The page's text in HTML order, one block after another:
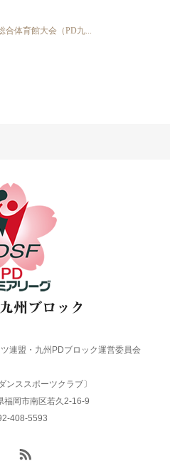
合体育館大会（PD九...
連盟・九州PDブロック運営委員会
ンススポーツクラブ〕
福岡市南区若久2-16-9
408-5593